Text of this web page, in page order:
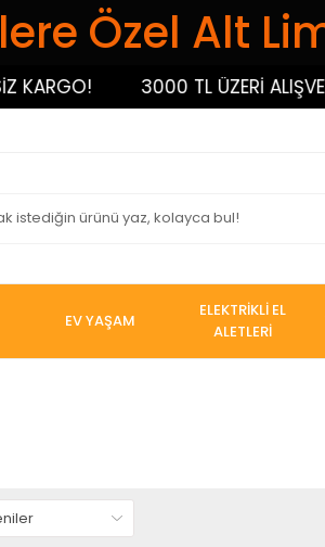
Özel Alt
3000 TL ÜZERİ
EV YAŞAM
ELEKTRİKLİ EL
ALETLERİ